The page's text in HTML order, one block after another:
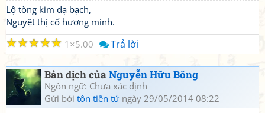
Lộ tòng kim dạ bạch,
Nguyệt thị cố hương minh.
☆
☆
☆
☆
☆ 1 5.00 Trả lời
Bản dịch củaNguyễn Hữu Bông
Ngôn ngữ: Chưa xác định
Gửi bởi tôn tiền tửngày 29/05/2014 08:22